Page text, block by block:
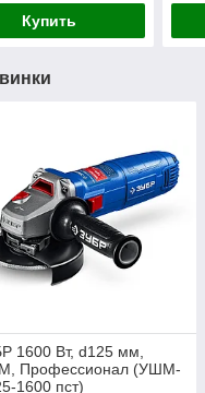
Купить
1600 Вт, d125 мм,
Профессионал (УШМ-
1600 пст)